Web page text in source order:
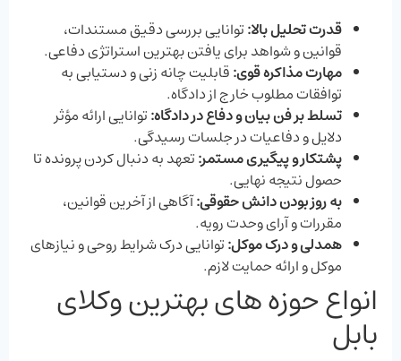
قدرت تحلیل بالا:توانایی بررسی دقیق مستندات،
قوانین و شواهد برای یافتن بهترین استراتژی دفاعی.
مهارت مذاکره قوی:قابلیت چانه ‌زنی و دستیابی به
توافقات مطلوب خارج از دادگاه.
تسلط بر فن بیان و دفاع در دادگاه:توانایی ارائه مؤثر
دلایل و دفاعیات در جلسات رسیدگی.
پشتکار و پیگیری مستمر:تعهد به دنبال کردن پرونده تا
حصول نتیجه نهایی.
به‌ روز بودن دانش حقوقی:آگاهی از آخرین قوانین،
مقررات و آرای وحدت رویه.
همدلی و درک موکل:توانایی درک شرایط روحی و نیازهای
موکل و ارائه حمایت لازم.
انواع حوزه های بهترین وکلای
بابل